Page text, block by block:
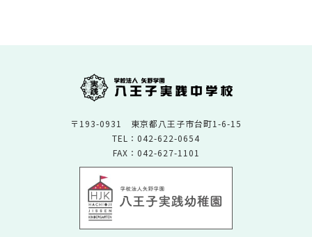
〒193-0931 東京都八王子市台町1-6-15
TEL：042-622-0654
FAX：042-627-1101